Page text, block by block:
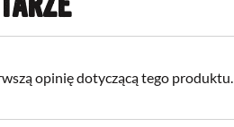
opinię dotyczącą tego produktu.